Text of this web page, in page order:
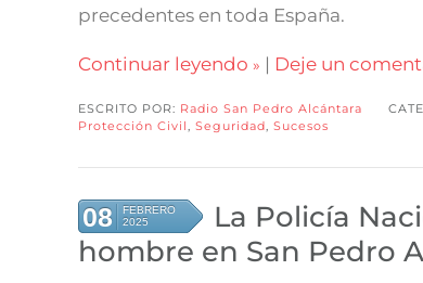
precedentes en toda España.
Continuar leyendo | Deje un
ESCRITO POR: Radio San Pedro Alcántara
Protección Civil, Seguridad, Sucesos
08
FEBRERO
2025
La Policía
hombre en San Pedro